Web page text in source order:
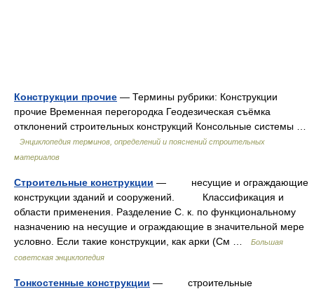
Конструкции прочие — Термины рубрики: Конструкции
прочие Временная перегородка Геодезическая съёмка
отклонений строительных конструкций Консольные системы …
Энциклопедия терминов, определений и пояснений строительных
материалов
Строительные конструкции — несущие и ограждающие
конструкции зданий и сооружений. Классификация и
области применения. Разделение С. к. по функциональному
назначению на несущие и ограждающие в значительной мере
условно. Если такие конструкции, как арки (См …
Большая
советская энциклопедия
Тонкостенные конструкции — строительные